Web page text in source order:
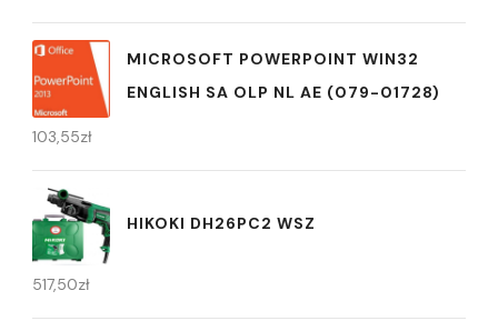
MICROSOFT POWERPOINT WIN32
ENGLISH SA OLP NL AE (079-01728)
103,55zł
HIKOKI DH26PC2 WSZ
517,50zł